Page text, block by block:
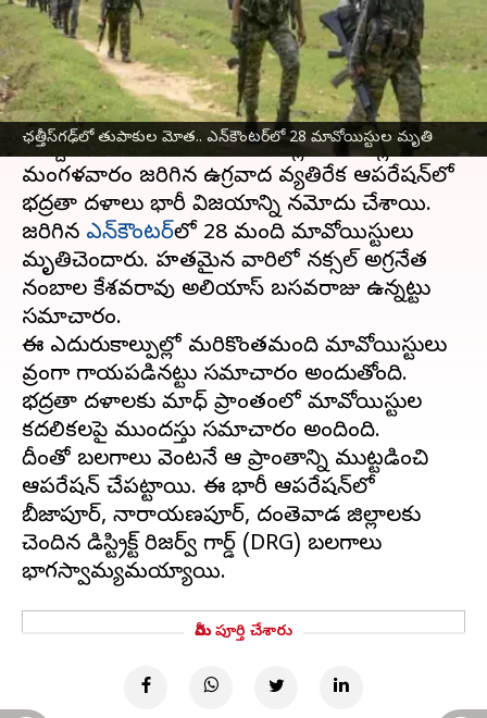
ఛత్తీస్‌గఢ్‌లో తుపాకుల మోత.. ఎన్‌కౌంటర్‌లో 28 మావోయిస్టుల మృతి
వ్రాసిన వారు Jayachandra Akuri May 21, 2025 12:35 pm
ఈ వార్తాకథనం ఏంటి
ఛత్తీస్‌గఢ్‌రాష్ట్రం మళ్లీ తుపాకుల మోతతో తడిసి
ముద్దయింది. నారాయణపూర్ జిల్లా అడవుల్లో
మంగళవారం జరిగిన ఉగ్రవాద వ్యతిరేక ఆపరేషన్‌లో
భద్రతా దళాలు భారీ విజయాన్ని నమోదు చేశాయి.
జరిగిన ఎన్‌కౌంటర్‌లో 28 మంది మావోయిస్టులు
మృతిచెందారు. హతమైన వారిలో నక్సల్ అగ్రనేత
నంబాల కేశవరావు అలియాస్ బసవరాజు ఉన్నట్టు
సమాచారం.
ఈ ఎదురుకాల్పుల్లో మరికొంతమంది మావోయిస్టులు
తీవ్రంగా గాయపడినట్టు సమాచారం అందుతోంది.
భద్రతా దళాలకు మాధ్ ప్రాంతంలో మావోయిస్టుల
కదలికలపై ముందస్తు సమాచారం అందింది.
దీంతో బలగాలు వెంటనే ఆ ప్రాంతాన్ని ముట్టడించి
ఆపరేషన్ చేపట్టాయి. ఈ భారీ ఆపరేషన్‌లో
బీజాపూర్, నారాయణపూర్, దంతెవాడ జిల్లాలకు
చెందిన డిస్ట్రిక్ట్ రిజర్వ్ గార్డ్ (DRG) బలగాలు
మీరు పూర్తి చేశారు